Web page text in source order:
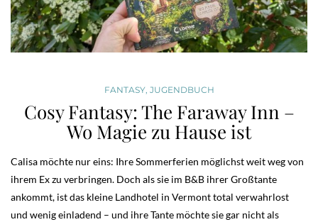
FANTASY, JUGENDBUCH
Cosy Fantasy: The Faraway Inn –
Wo Magie zu Hause ist
Calisa möchte nur eins: Ihre Sommerferien möglichst weit weg von
ihrem Ex zu verbringen. Doch als sie im B&B ihrer Großtante
ankommt, ist das kleine Landhotel in Vermont total verwahrlost
und wenig einladend – und ihre Tante möchte sie gar nicht als